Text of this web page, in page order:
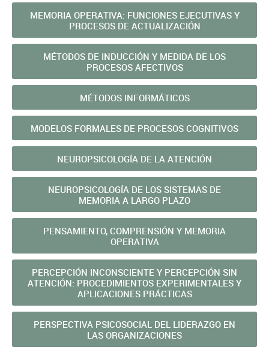
MEMORIA OPERATIVA: FUNCIONES EJECUTIVAS Y
PROCESOS DE ACTUALIZACIÓN
MÉTODOS DE INDUCCIÓN Y MEDIDA DE LOS
PROCESOS AFECTIVOS
MÉTODOS INFORMÁTICOS
MODELOS FORMALES DE PROCESOS COGNITIVOS
NEUROPSICOLOGÍA DE LA ATENCIÓN
NEUROPSICOLOGÍA DE LOS SISTEMAS DE
MEMORIA A LARGO PLAZO
PENSAMIENTO, COMPRENSIÓN Y MEMORIA
OPERATIVA
PERCEPCIÓN INCONSCIENTE Y PERCEPCIÓN SIN
ATENCIÓN: PROCEDIMIENTOS EXPERIMENTALES Y
APLICACIONES PRÁCTICAS
PERSPECTIVA PSICOSOCIAL DEL LIDERAZGO EN
LAS ORGANIZACIONES